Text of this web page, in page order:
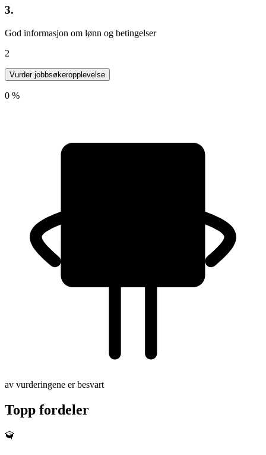
3.
God informasjon om lønn og betingelser
2
Vurder jobbsøkeropplevelse
0 %
av vurderingene er besvart
Topp fordeler